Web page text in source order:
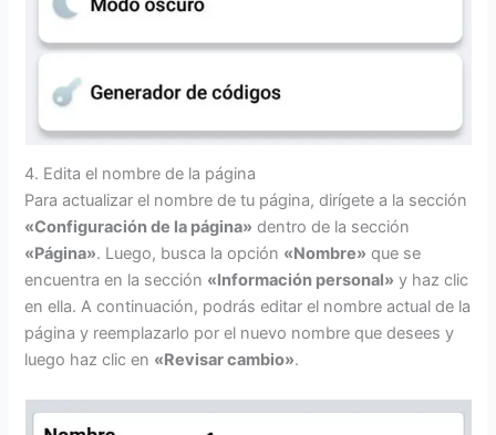
4. Edita el nombre de la página
Para actualizar el nombre de tu página, dirígete a la sección
«Configuración de la página» dentro de la sección
«Página». Luego, busca la opción «Nombre» que se
encuentra en la sección «Información personal» y haz clic
en ella. A continuación, podrás editar el nombre actual de la
página y reemplazarlo por el nuevo nombre que desees y
luego haz clic en «Revisar cambio».